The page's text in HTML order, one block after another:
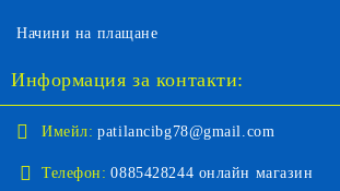
Начини на плащане
Информация за контакти:
Имейл: patilancibg78@gmail.com
Телефон: 0885428244 онлайн магазин